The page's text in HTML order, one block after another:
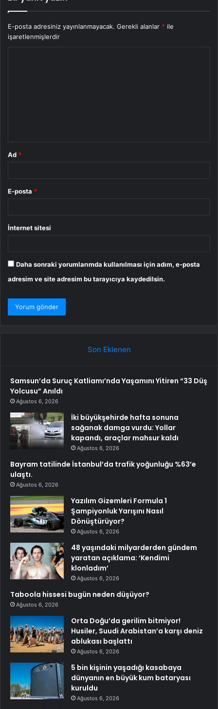
E-posta adresiniz yayınlanmayacak. Gerekli alanlar * ile
işaretlenmişlerdir
Ad *
E-posta *
İnternet sitesi
Daha sonraki yorumlarımda kullanılması için adım, e-posta
adresim ve site adresim bu tarayıcıya kaydedilsin.
Son Eklenen
Samsun’da Suruç Katliamı’nda Yaşamını Yitiren “33 Düş
Yolcusu” Anıldı
Ağustos 6, 2026
İki büyükşehirde hafta sonuna
sağanak damga vurdu: Yollar
kapandı, araçlar mahsur kaldı
Ağustos 6, 2026
Bayram tatilinde İstanbul’da trafik yoğunluğu %63’e
ulaştı.
Ağustos 6, 2026
Yazılım Gizemleri Formula 1
Şampiyonluk Yarışını Nasıl
Dönüştürüyor?
Ağustos 6, 2026
48 yaşındaki milyarderden gündem
yaratan açıklama: ‘Kendimi
klonladım’
Ağustos 6, 2026
Taboola hissesi bugün neden düşüyor?
Ağustos 6, 2026
Orta Doğu’da gerilim bitmiyor!
Husiler, Suudi Arabistan’a karşı deniz
ablukası başlattı
Ağustos 6, 2026
5 bin kişinin yaşadığı kasabaya
dünyanın en büyük kum bataryası
kuruldu
Ağustos 6, 2026